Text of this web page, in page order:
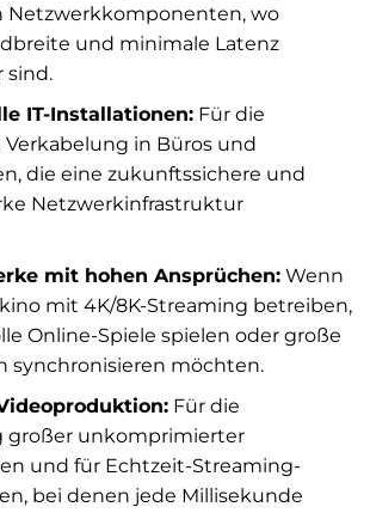
Netzwerkkomponenten, wo
und minimale Latenz
sind.
IT-Installationen:Für die
in Büros und
die eine zukunftssichere und
Netzwerkinfrastruktur
mit hohen Ansprüchen:Wenn
mit 4K/8K-Streaming betreiben,
Online-Spiele spielen oder große
synchronisieren möchten.
Für die
großer unkomprimierter
und für Echtzeit-Streaming-
bei denen jede Millisekunde